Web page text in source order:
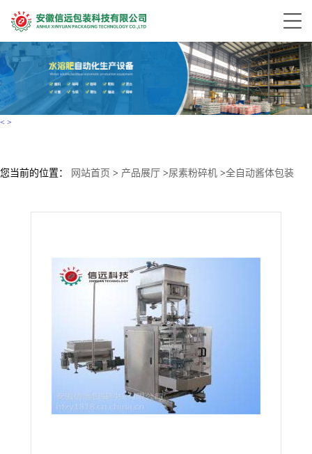
< >
您当前的位置： 网站首页 > 产品展厅 >尿素粉碎机 >全自动酱体包装